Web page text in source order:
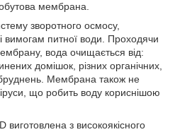
мембрана.
зворотного осмосу,
вимогам питної води. Проходячи
вода очищається від:
домішок, різних органічних,
Мембрана також не
що робить воду кориснішою
з високоякісного